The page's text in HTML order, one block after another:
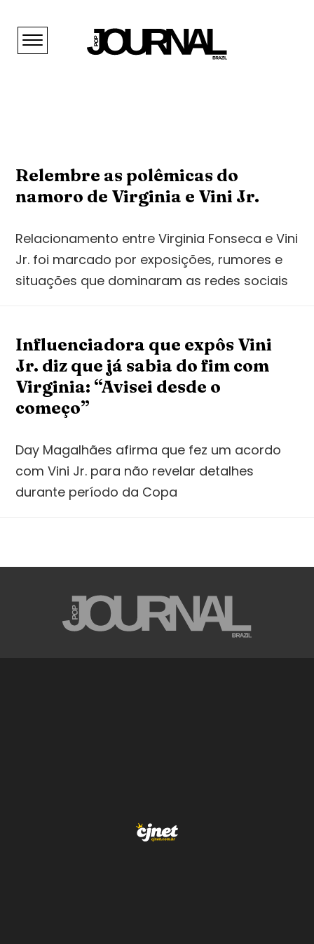
Relembre as polêmicas do
namoro de Virginia e Vini Jr.
Relacionamento entre Virginia Fonseca e Vini
Jr. foi marcado por exposições, rumores e
situações que dominaram as redes sociais
Influenciadora que expôs Vini
Jr. diz que já sabia do fim com
Virginia: “Avisei desde o
começo”
Day Magalhães afirma que fez um acordo
com Vini Jr. para não revelar detalhes
durante período da Copa